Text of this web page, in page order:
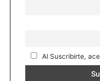
Al Suscribirte,